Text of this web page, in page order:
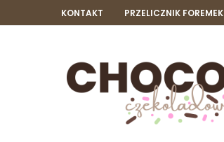
KONTAKT PRZELICZNIK FOREMEK